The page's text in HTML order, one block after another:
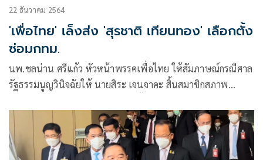
22 ธันวาคม 2564
'เพื่อไทย' เล็งส่ง 'สุรชาติ เทียนทอง' เลือกตั้ง
ซ่อมกทม.
นพ.ชลน่าน ศรีแก้ว หัวหน้าพรรคเพื่อไทย ให้สัมภาษณ์กรณีศาล
รัฐธรรมนูญวินิจฉัยให้ นายสิระ เจนจาคะ สิ้นสมาชิกสภาพ